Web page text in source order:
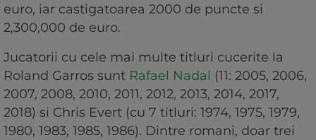
euro, iar castigatoarea 2000 de puncte si
2,300,000 de euro.
Jucatorii cu cele mai multe titluri cucerite la
Roland Garros sunt Rafael Nadal (11: 2005, 2006,
2007, 2008, 2010, 2011, 2012, 2013, 2014, 2017,
2018) si Chris Evert (cu 7 titluri: 1974, 1975, 1979,
1980, 1983, 1985, 1986). Dintre romani, doar trei